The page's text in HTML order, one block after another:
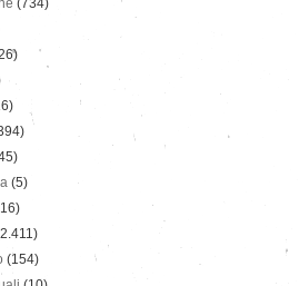
(734)
(5)
(154)